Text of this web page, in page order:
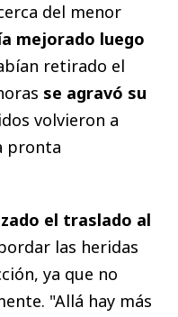
del menor
mejorado luego
retirado el
se agravó su
volvieron a
pronta
el traslado al
las heridas
ya que no
"Allá hay más